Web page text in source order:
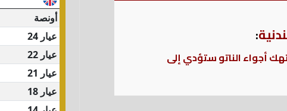
:
أجواء الناتو ستؤدي إلى